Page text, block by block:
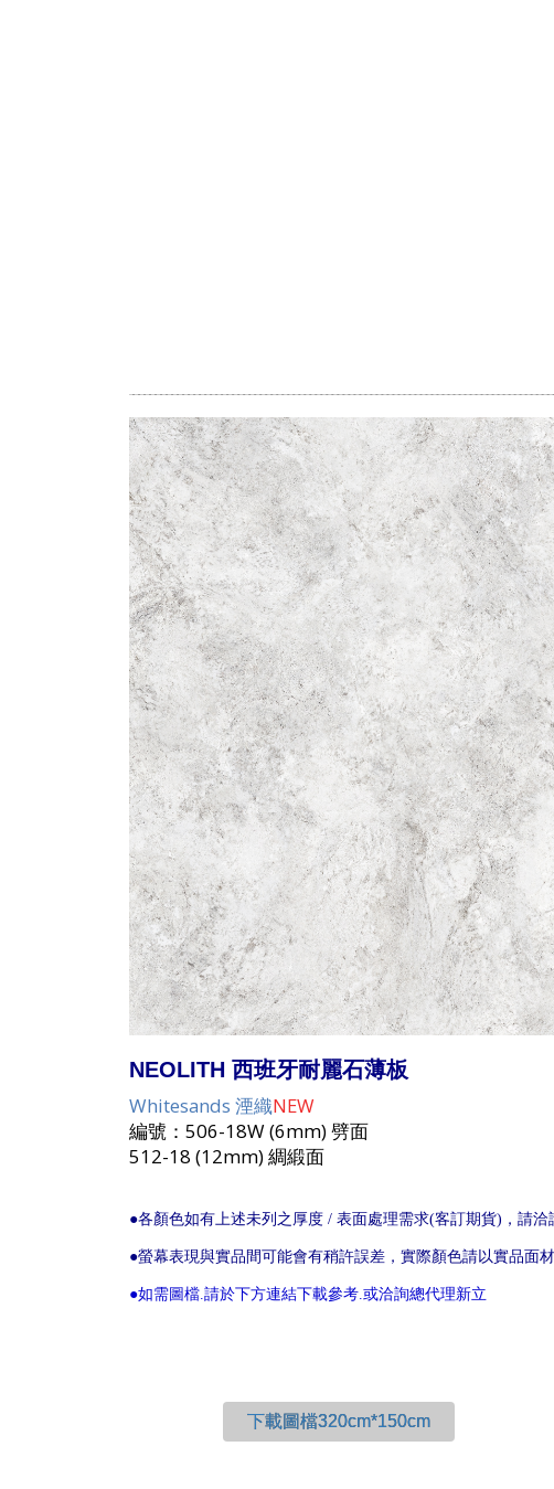
NEOLITH 西班牙耐麗石薄板
Whitesands 湮織NEW
編號：506-18W (6mm) 劈面
512-18 (12mm) 綢緞面
●各顏色如有上述未列之厚度 / 表面處理需求(客訂期貨)，請洽
●螢幕表現與實品間可能會有稍許誤差，實際顏色請以實品面材
●如需圖檔.請於下方連結下載參考.或洽詢總代理新立
下載圖檔320cm*150cm